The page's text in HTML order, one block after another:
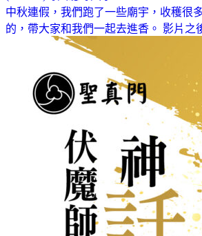
中秋連假，我們跑了一些廟宇，收穫很
的，帶大家和我們一起去進香。 影片